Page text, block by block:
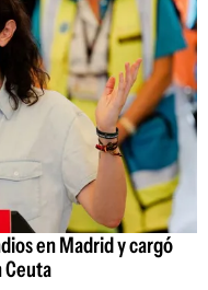
en Madrid y cargó
Ceuta